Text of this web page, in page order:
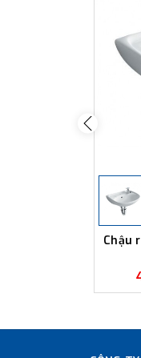
Chậu